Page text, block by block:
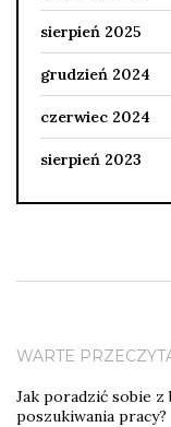
sierpień 2025
grudzień 2024
czerwiec 2024
sierpień 2023
WARTE
Jak poradzić sobie
poszukiwania pracy?